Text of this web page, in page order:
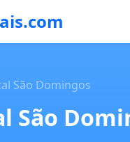
São Domingos
São